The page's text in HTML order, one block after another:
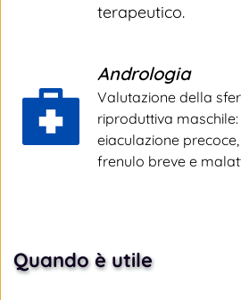
terapeutico.
Andrologia
Valutazione della
riproduttiva
eiaculazione
frenulo breve e
Quando è utile